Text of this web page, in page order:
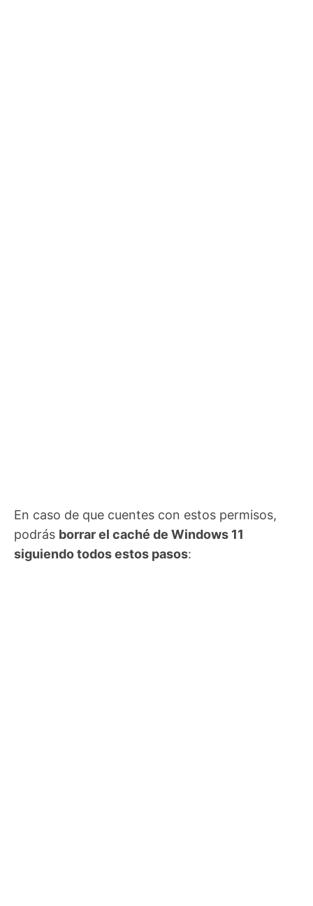
En caso de que cuentes con estos permisos,
podrás borrar el caché de Windows 11
siguiendo todos estos pasos: